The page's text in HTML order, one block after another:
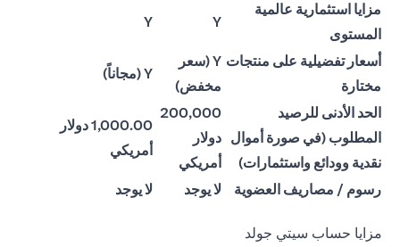
مزايا استثمارية عالمية
المستوى
Y
Y
أسعار تفضيلية على منتجات
مختارة
Y (سعر
مخفض)
Y (مجاناً)
الحد الأدنى للرصيد
المطلوب (في صورة أموال
نقدية وودائع واستثمارات)
200,000
دولار
أمريكي
1,000.00 دولار
أمريكي
رسوم / مصاريف العضوية لا يوجد لا يوجد
مزايا حساب سيتي جولد